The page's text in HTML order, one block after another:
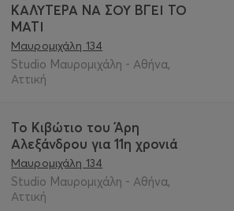
ΚΑΛΥΤΕΡΑ ΝΑ ΣΟΥ ΒΓΕΙ ΤΟ
ΜΑΤΙ
Μαυρομιχάλη 134
Studio Μαυρομιχάλη - Αθήνα,
Αττική
Το Κιβώτιο του Άρη
Αλεξάνδρου για 11η χρονιά
Μαυρομιχάλη 134
Studio Μαυρομιχάλη - Αθήνα,
Αττική